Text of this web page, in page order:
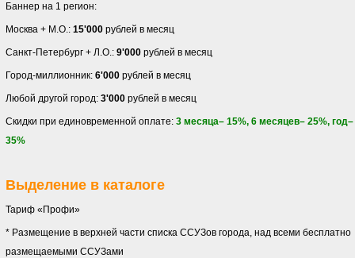
Баннер на 1 регион:
Москва + М.О.: 15'000 рублей в месяц
Санкт-Петербург + Л.О.: 9'000 рублей в месяц
Город-миллионник: 6'000 рублей в месяц
Любой другой город: 3'000 рублей в месяц
Скидки при единовременной оплате: 3 месяца– 15%, 6 месяцев– 25%, год–
35%
Выделение в каталоге
Тариф «Профи»
* Размещение в верхней части списка ССУЗов города, над всеми бесплатно
размещаемыми ССУЗами